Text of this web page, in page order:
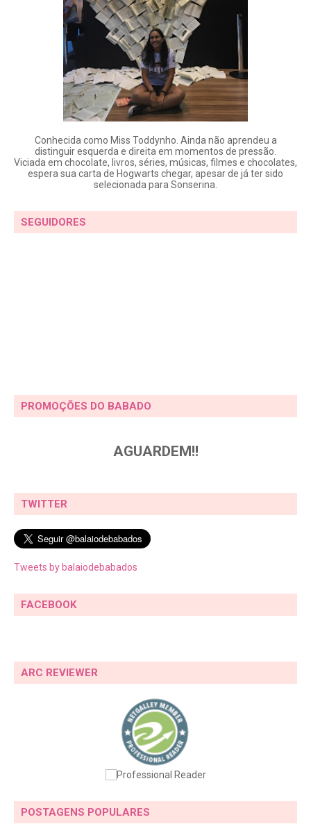
Conhecida como Miss Toddynho. Ainda não aprendeu a
distinguir esquerda e direita em momentos de pressão.
Viciada em chocolate, livros, séries, músicas, filmes e chocolates,
espera sua carta de Hogwarts chegar, apesar de já ter sido
selecionada para Sonserina.
SEGUIDORES
PROMOÇÕES DO BABADO
AGUARDEM!!
TWITTER
Tweets by balaiodebabados
FACEBOOK
ARC REVIEWER
POSTAGENS POPULARES